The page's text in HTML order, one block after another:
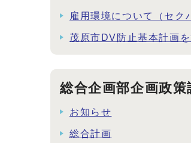
雇用環境について（セク
茂原市DV防止基本計画
総合企画部企画政策
お知らせ
総合計画